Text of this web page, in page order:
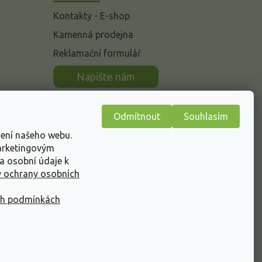
našeho webu.
osobní údaje k
ochrany osobních
podmínkách
Odmítnout Souhlasím
Kontakty - E-shop
Kamenná prodejna
Reklamační formulář
Napište nám